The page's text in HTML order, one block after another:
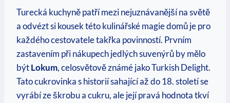
Turecká kuchyně patří mezi nejuznávanější na světě
a odvézt si kousek této kulinářské magie domů je pro
každého cestovatele takřka povinností. Prvním
zastavením při nákupech jedlých suvenýrů by mělo
býtLokum, celosvětově známé jako Turkish Delight.
Tato cukrovinka s historií sahající až do 18. století se
vyrábí ze škrobu a cukru, ale její pravá hodnota tkví